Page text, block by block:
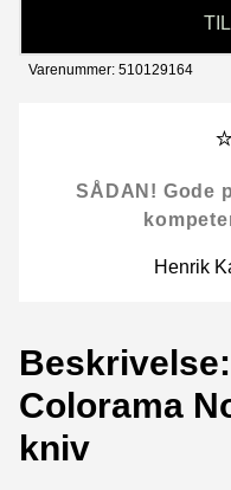
Varenummer: 510129164
SÅDAN! Gode
Henrik
Colorama
kniv